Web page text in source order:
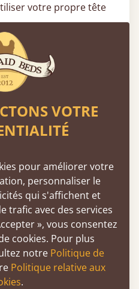
votre propre tête
sans tête de lit
tête de lit se décline
et styles, pour
et à tous les
à vos besoins.
lit totalement
de fabrication sur
choisir la taille exacte
espace nuit.
bas en bois sont
ou les chambres avec
VOTRE
pour améliorer votre
personnaliser le
qui s'affichent et
trafic avec des services
», vous consentez
cookies. Pour plus
notre Politique de
Politique relative aux
.